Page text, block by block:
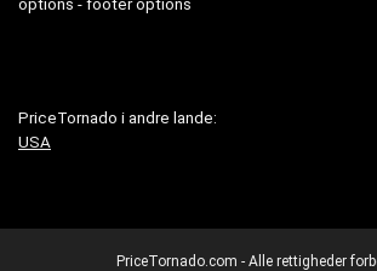
options - footer options
PriceTornado i andre lande:
USA
PriceTornado.com - Alle rettigheder